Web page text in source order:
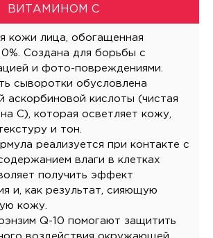
ВИТАМИНОМ С
кожи лица, обогащенная
Создана для борьбы с
и фото-повреждениями.
сыворотки обусловлена
аскорбиновой кислоты (чистая
С), которая осветляет кожу,
и тон.
реализуется при контакте с
влаги в клетках
получить эффект
и, как результат, сияющую
кожу.
Q-10 помогают защитить
воздействия окружающей